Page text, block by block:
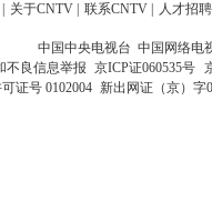
关于CNTV 联系CNTV 人才招聘
中国中央电视台 中国网络电
不良信息举报 京ICP证060535号
证号 0102004 新出网证（京）